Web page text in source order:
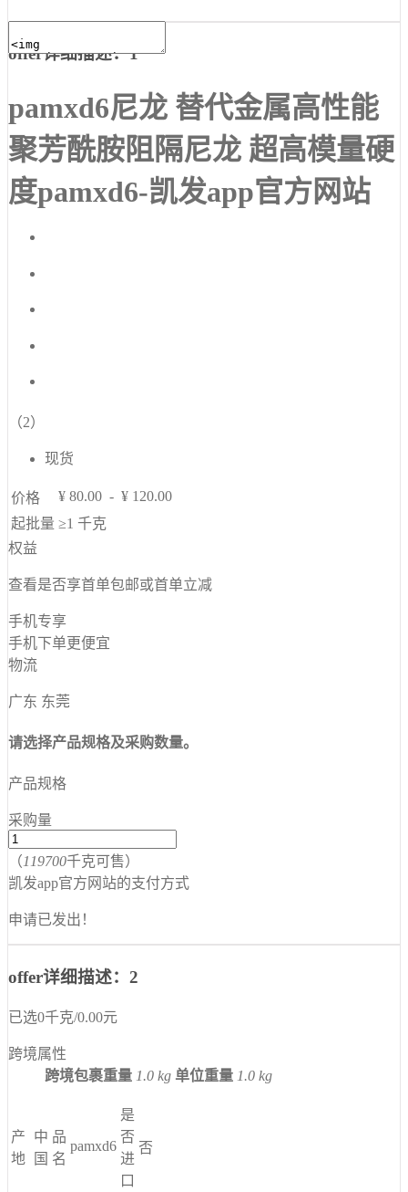
offer详细描述：1
pamxd6尼龙 替代金属高性能
聚芳酰胺阻隔尼龙 超高模量硬
度pamxd6-凯发app官方网站
（2）
现货
价格 ¥ 80.00 - ¥ 120.00
起批量 ≥1 千克
权益
查看是否享首单包邮或首单立减
手机专享
手机下单更便宜
物流
广东 东莞
请选择产品规格及采购数量。
产品规格
采购量
（119700千克可售）
凯发app官方网站的支付方式
申请已发出！
offer详细描述：2
已选0千克/0.00元
跨境属性
跨境包裹重量 1.0 kg 单位重量 1.0 kg
产
地
中
国
品
名
pamxd6
是
否
进
口
否